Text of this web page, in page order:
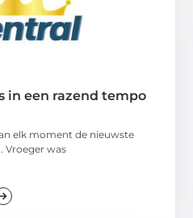
in een razend tempo
elk moment de nieuwste
Vroeger was